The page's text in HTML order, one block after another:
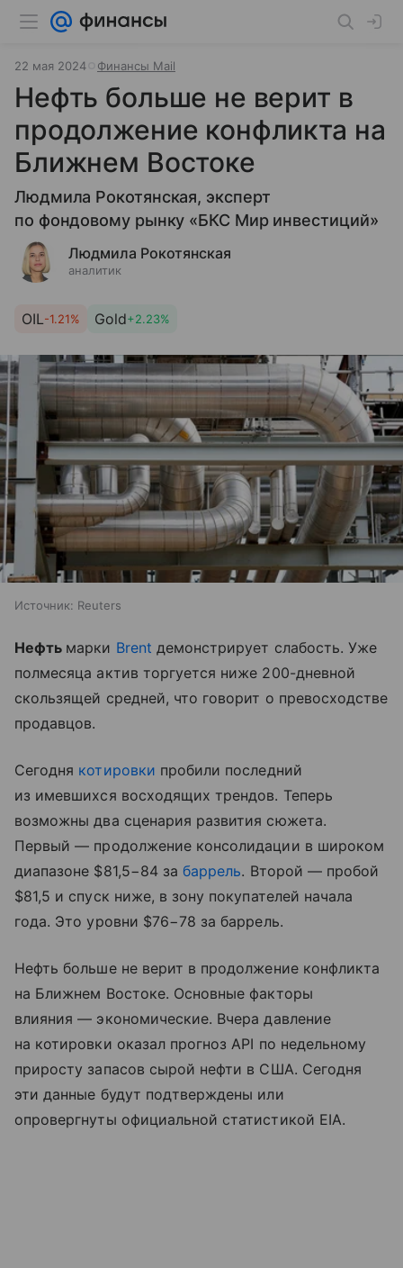
22 мая 2024 Финансы Mail
Нефть больше не верит в
продолжение конфликта на
Ближнем Востоке
Людмила Рокотянская, эксперт
по фондовому рынку «БКС Мир инвестиций»
Людмила Рокотянская
аналитик
OIL-1.21% Gold+2.23%
Источник: Reuters
Нефть марки Brent демонстрирует слабость. Уже
полмесяца актив торгуется ниже 200-дневной
скользящей средней, что говорит о превосходстве
продавцов.
Сегодня котировки пробили последний
из имевшихся восходящих трендов. Теперь
возможны два сценария развития сюжета.
Первый — продолжение консолидации в широком
диапазоне $81,5−84 забаррель. Второй — пробой
$81,5 и спуск ниже, в зону покупателей начала
года. Это уровни $76−78 за баррель.
Нефть больше не верит в продолжение конфликта
на Ближнем Востоке. Основные факторы
влияния — экономические. Вчера давление
на котировки оказал прогноз API по недельному
приросту запасов сырой нефти в США. Сегодня
эти данные будут подтверждены или
опровергнуты официальной статистикой EIA.